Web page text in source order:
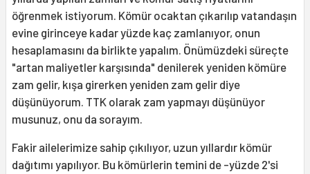
öğrenmek istiyorum. Kömür ocaktan çıkarılıp vatandaşın
evine girinceye kadar yüzde kaç zamlanıyor, onun
hesaplamasını da birlikte yapalım. Önümüzdeki süreçte
"artan maliyetler karşısında" denilerek yeniden kömüre
zam gelir, kışa girerken yeniden zam gelir diye
düşünüyorum. TTK olarak zam yapmayı düşünüyor
musunuz, onu da sorayım.
Fakir ailelerimize sahip çıkılıyor, uzun yıllardır kömür
dağıtımı yapılıyor. Bu kömürlerin temini de -yüzde 2'si